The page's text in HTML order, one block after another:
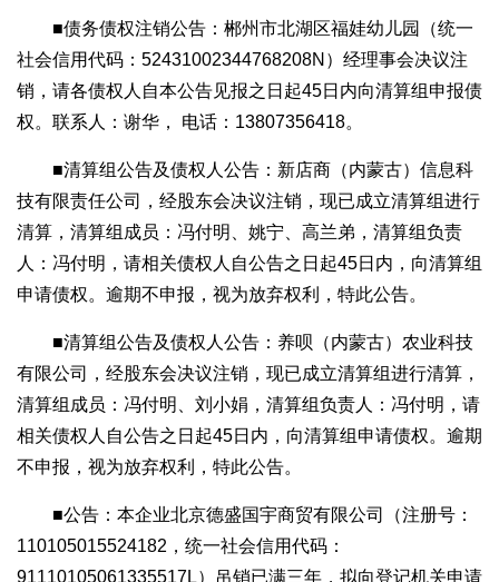
■债务债权注销公告：郴州市北湖区福娃幼儿园（统一
社会信用代码：52431002344768208N）经理事会决议注
销，请各债权人自本公告见报之日起45日内向清算组申报债
权。联系人：谢华， 电话：13807356418。
■清算组公告及债权人公告：新店商（内蒙古）信息科
技有限责任公司，经股东会决议注销，现已成立清算组进行
清算，清算组成员：冯付明、姚宁、高兰弟，清算组负责
人：冯付明，请相关债权人自公告之日起45日内，向清算组
申请债权。逾期不申报，视为放弃权利，特此公告。
■清算组公告及债权人公告：养呗（内蒙古）农业科技
有限公司，经股东会决议注销，现已成立清算组进行清算，
清算组成员：冯付明、刘小娟，清算组负责人：冯付明，请
相关债权人自公告之日起45日内，向清算组申请债权。逾期
不申报，视为放弃权利，特此公告。
■公告：本企业北京德盛国宇商贸有限公司（注册号：
110105015524182，统一社会信用代码：
91110105061335517L）吊销已满三年，拟向登记机关申请